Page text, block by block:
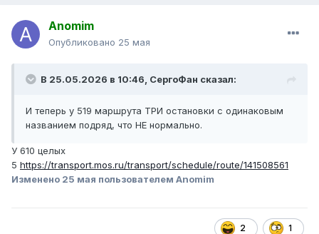
Anomim
Опубликовано 25 мая
В 25.05.2026 в 10:46, СергоФан сказал:
И теперь у 519 маршрута ТРИ остановки с одинаковым
названием подряд, что НЕ нормально.
У 610 целых
5 https://transport.mos.ru/transport/schedule/route/141508561
Изменено 25 мая пользователем Anomim
2 1